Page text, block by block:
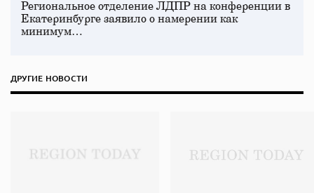
Региональное отделение ЛДПР на конференции в
Екатеринбурге заявило о намерении как
минимум…
ДРУГИЕ НОВОСТИ